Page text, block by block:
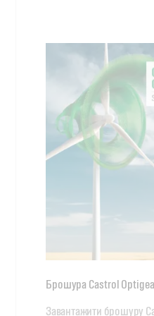
Брошура Castrol
Завантажити брошуру